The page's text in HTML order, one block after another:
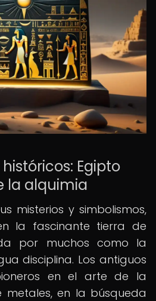
Egipto
la alquimia
misterios y simbolismos,
la fascinante tierra de
por muchos como la
disciplina. Los antiguos
en el arte de la
metales, en la búsqueda